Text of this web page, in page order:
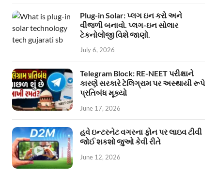
Plug-in Solar: પ્લગ ઇન કરો અને
વીજળી બનાવો. પ્લગ-ઇન સોલાર
ટેકનોલોજી વિશે જાણો.
July 6, 2026
Telegram Block: RE-NEET પરીક્ષાને
કારણે સરકારે ટેલિગ્રામ પર અસ્થાયી રૂપે
પ્રતિબંધ મૂક્યો
June 17, 2026
હવે ઇન્ટરનેટ વગરના ફોન પર લાઇવ ટીવી
જોઈ શકશો જુઓ કેવી રીતે
June 12, 2026